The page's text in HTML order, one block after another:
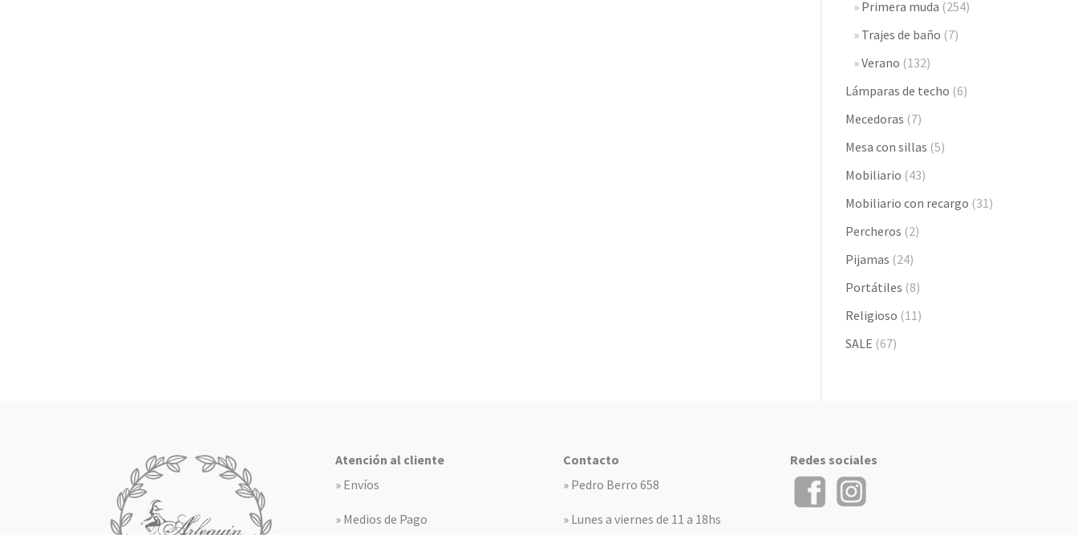
Primera muda (254)
Trajes de baño (7)
Verano (132)
Lámparas de techo (6)
Mecedoras (7)
Mesa con sillas (5)
Mobiliario (43)
Mobiliario con recargo (31)
Percheros (2)
Pijamas (24)
Portátiles (8)
Religioso (11)
SALE (67)
Atención al cliente
» Envíos
» Medios de Pago
Contacto
» Pedro Berro 658
» Lunes a viernes de 11 a 18hs
Redes sociales